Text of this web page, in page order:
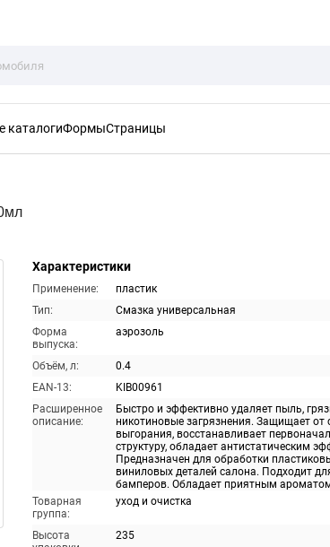
каталогиФормыСтраницы
Характеристики
Применение:
пластик
Тип:
Смазка универсальная
Форма
выпуска:
аэрозоль
Объём, л:
0.4
EAN-13:
KIB00961
Расширенное
описание:
Быстро и эффективно удаляет пыль,
никотиновые загрязнения. Защищает от
выгорания, восстанавливает
структуру, обладает антистатическим
Предназначен для обработки
виниловых деталей салона. Подходит
бамперов. Обладает приятным
Товарная
группа:
уход и очистка
Высота
235